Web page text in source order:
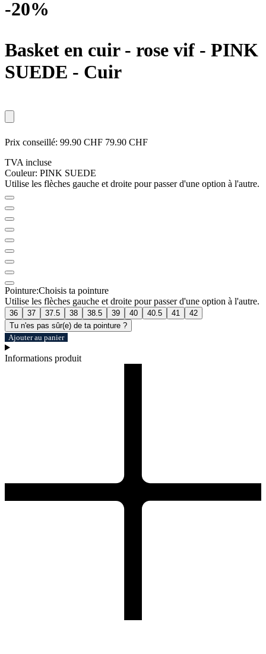
-20%
Basket en cuir - rose vif - PINK
SUEDE - Cuir
Prix conseillé: 99.90 CHF 79.90 CHF
TVA incluse
Couleur: PINK SUEDE
Utilise les flèches gauche et droite pour passer d'une option à l'autre.
Pointure:Choisis ta pointure
Utilise les flèches gauche et droite pour passer d'une option à l'autre.
36 37 37.5 38 38.5 39 40 40.5 41
42
Tu n'es pas sûr(e) de ta pointure ?
Ajouter au panier
Informations produit